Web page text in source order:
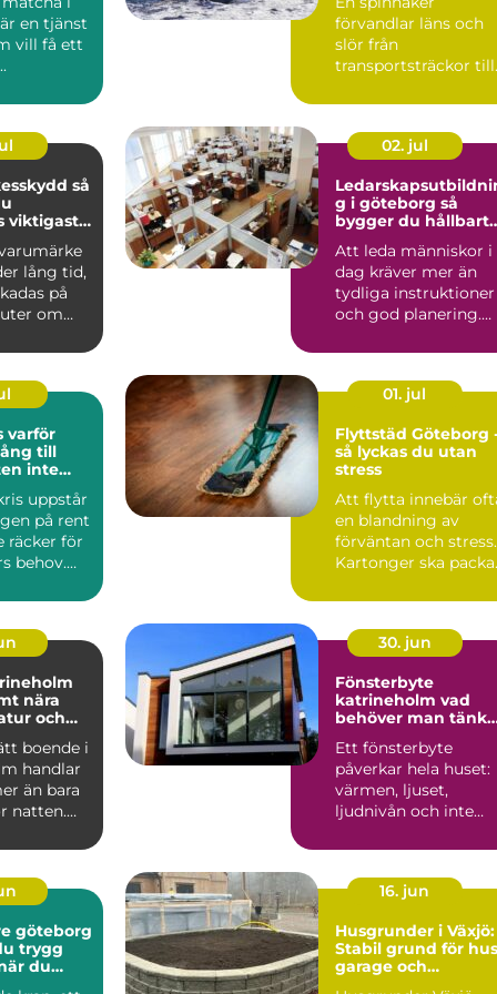
en tjänst
vill få ett
förvandlar läns och
slör från
transportsträckor till
höjdpunkter. När
seglet...
så
viktigaste
lång tid,
på
om
02. jul
g i göteborg så
bygger du hållbart
ledarskap
Att leda människor i
dag kräver mer än
tydliga instruktioner
och god planering.
till
inte
uppstår
på rent
räcker för
behov.
01. jul
Flyttstäd Göteborg
så lyckas du utan
stress
Att flytta innebär
en blandning av
förväntan och stress.
Kartonger ska
nära
och
boende i
handlar
än bara
natten.
30. jun
Fönsterbyte
katrineholm vad
behöver man tänka
Ett fönsterbyte
påverkar hela huset:
värmen, ljuset,
ljudnivån och inte
man kommer...
göteborg
trygg
du
16. jun
Husgrunder i Växjö:
Stabil grund för
garage och